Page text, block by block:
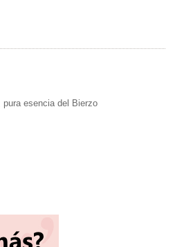
pura esencia del Bierzo